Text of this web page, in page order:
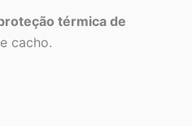
térmica de
cacho.